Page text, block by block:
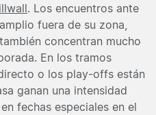
. Los encuentros ante
fuera de su zona,
, también concentran mucho
En los tramos
o los play-offs están
ganan una intensidad
fechas especiales en el